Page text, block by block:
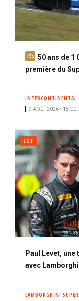
A
b
50 ans de 1
première du
INTERCONTINENTAL
9 AOÛ. 2026 • 15:00
LST
Paul Levet,
avec
LAMBORGHINI